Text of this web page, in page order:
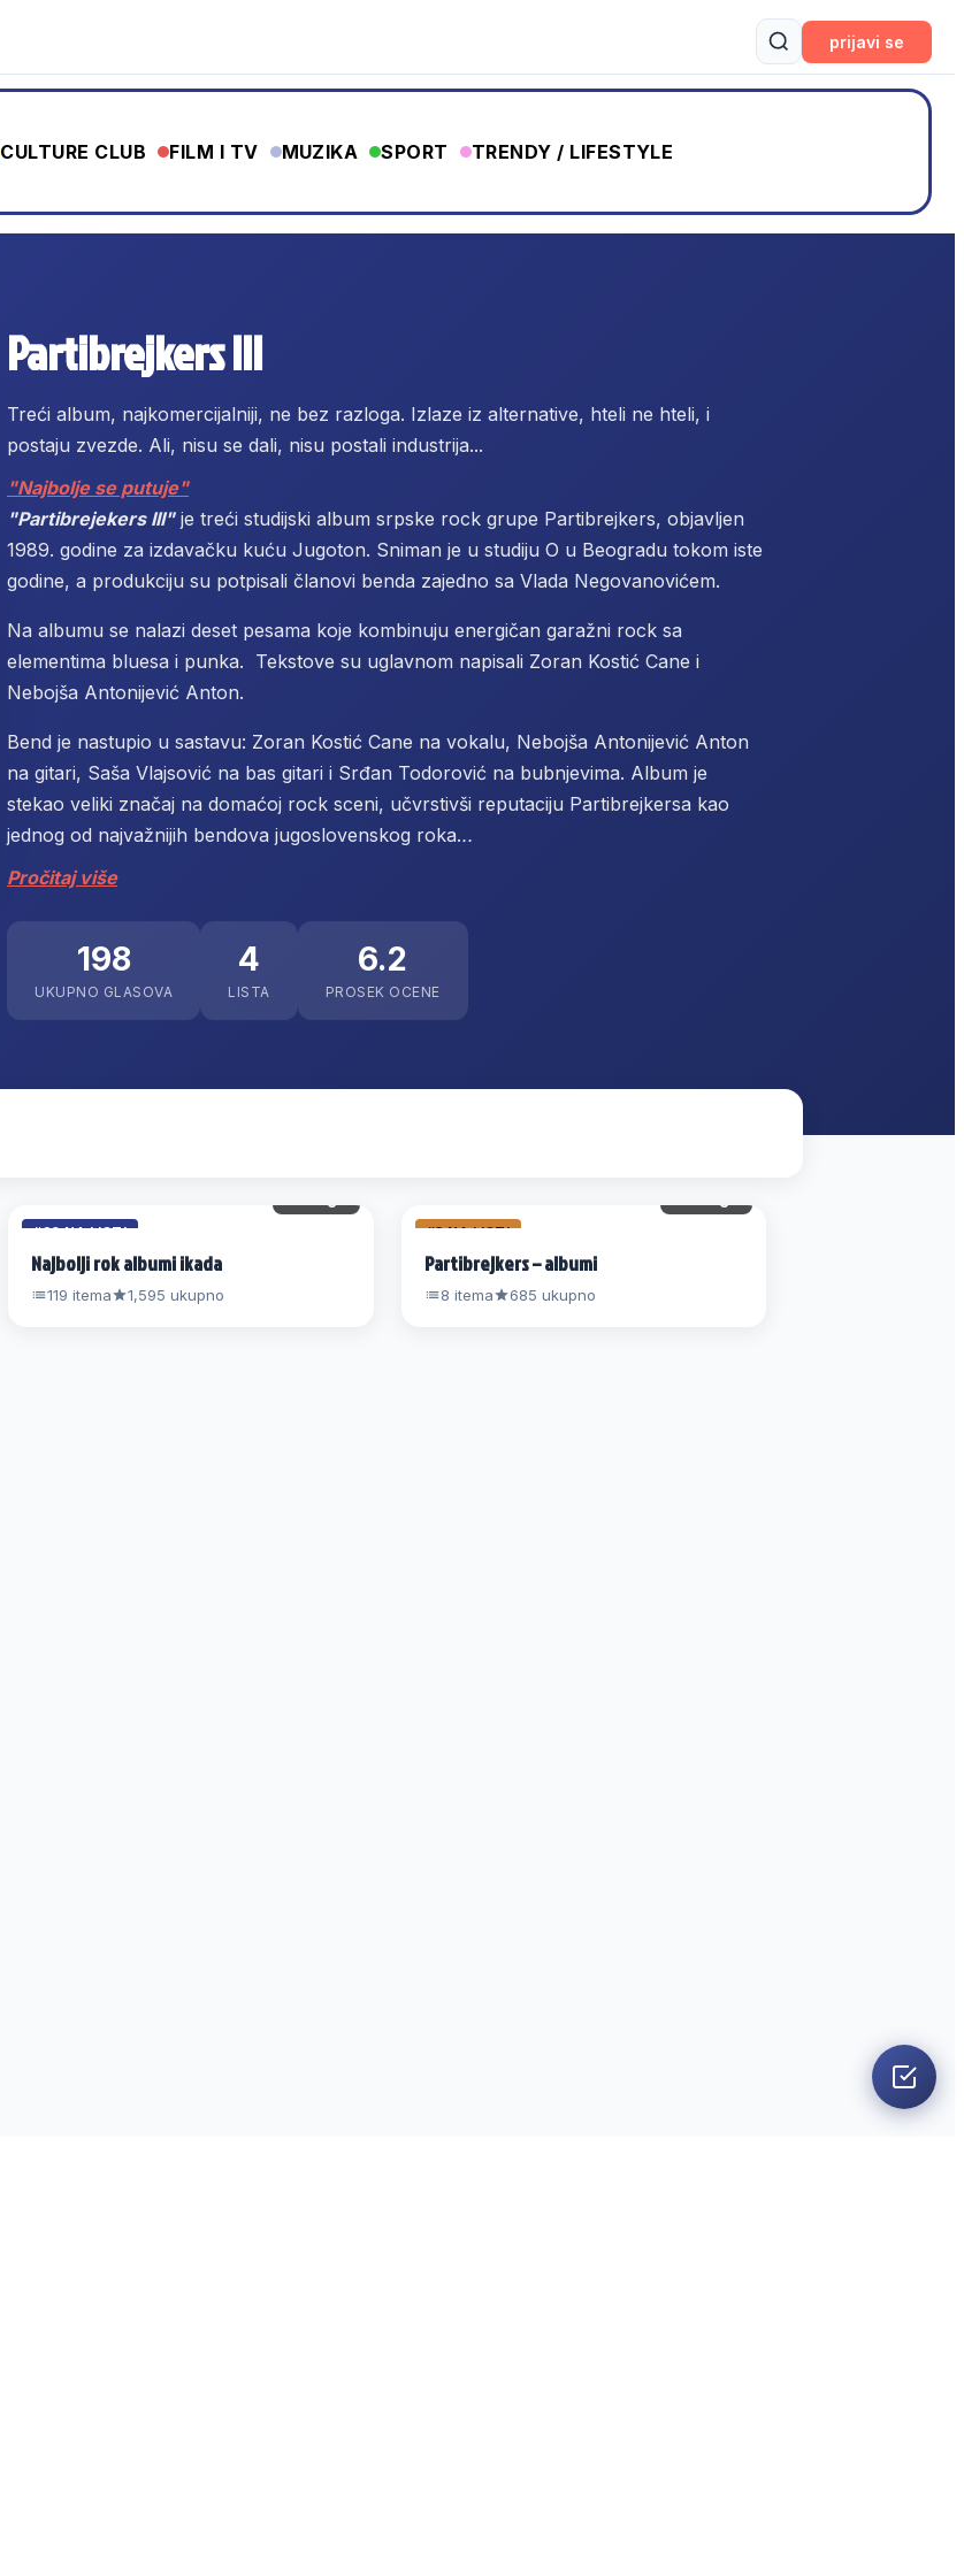
prijavi se
CULTURE CLUB FILM I TV MUZIKA SPORT TRENDY / LIFESTYLE
Partibrejkers III
Treći album, najkomercijalniji, ne bez razloga. Izlaze iz alternative, hteli ne hteli, i
postaju zvezde. Ali, nisu se dali, nisu postali industrija...
"Najbolje se putuje"
"Partibrejekers III"je treći studijski album srpske rock grupe Partibrejkers, objavljen
1989. godine za izdavačku kuću Jugoton. Sniman je u studiju O u Beogradu tokom iste
godine, a produkciju su potpisali članovi benda zajedno sa Vlada Negovanovićem.
Na albumu se nalazi deset pesama koje kombinuju energičan garažni rock sa
elementima bluesa i punka. Tekstove su uglavnom napisali Zoran Kostić Cane i
Nebojša Antonijević Anton.
Bend je nastupio u sastavu: Zoran Kostić Cane na vokalu, Nebojša Antonijević Anton
na gitari, Saša Vlajsović na bas gitari i Srđan Todorović na bubnjevima. Album je
stekao veliki značaj na domaćoj rock sceni, učvrstivši reputaciju Partibrejkersa kao
jednog od najvažnijih bendova jugoslovenskog roka...
Pročitaj više
198
UKUPNO GLASOVA
4
LISTA
6.2
PROSEK OCENE
#20 NA LISTI
Najbolji rok albumi ikada
119 itema 1,595 ukupno
#3 NA LISTI
Partibrejkers – albumi
8 itema 685 ukupno